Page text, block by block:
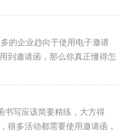
的企业趋向于使用电子邀请
到邀请函，那么你真正懂得怎
的新品发布会...
写应该简要精练，大方得
很多活动都需要使用邀请函，